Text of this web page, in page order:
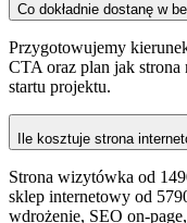
Co dokładnie dostanę w
Przygotowujemy
CTA oraz plan jak strona
startu projektu.
Ile kosztuje strona
Strona wizytówka od
sklep internetowy od
wdrożenie, SEO on-